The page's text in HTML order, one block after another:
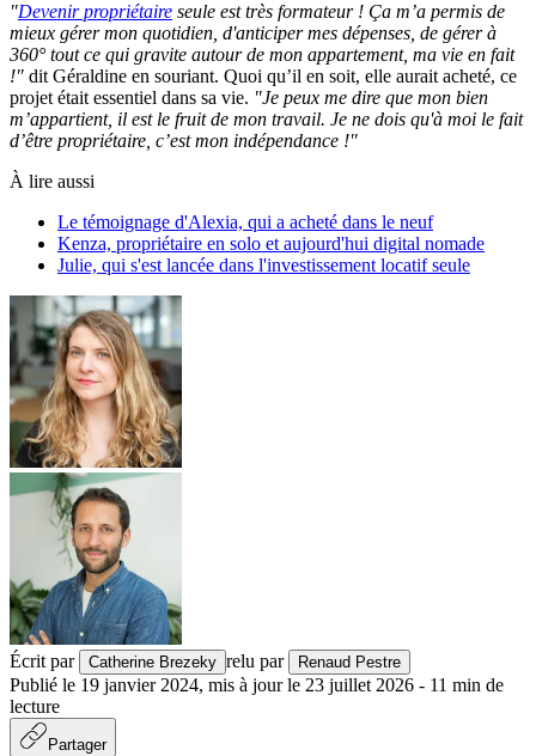
"Devenir propriétaire seule est très formateur ! Ça m’a permis de
mieux gérer mon quotidien, d'anticiper mes dépenses, de gérer à
360° tout ce qui gravite autour de mon appartement, ma vie en fait
!" dit Géraldine en souriant. Quoi qu’il en soit, elle aurait acheté, ce
projet était essentiel dans sa vie. "Je peux me dire que mon bien
m’appartient, il est le fruit de mon travail. Je ne dois qu'à moi le fait
d’être propriétaire, c’est mon indépendance !"
À lire aussi
Le témoignage d'Alexia, qui a acheté dans le neuf
Kenza, propriétaire en solo et aujourd'hui digital nomade
Julie, qui s'est lancée dans l'investissement locatif seule
Écrit par Catherine Brezeky relu par Renaud Pestre
Publié le 19 janvier 2024, mis à jour le 23 juillet 2026 - 11 min de
lecture
Partager